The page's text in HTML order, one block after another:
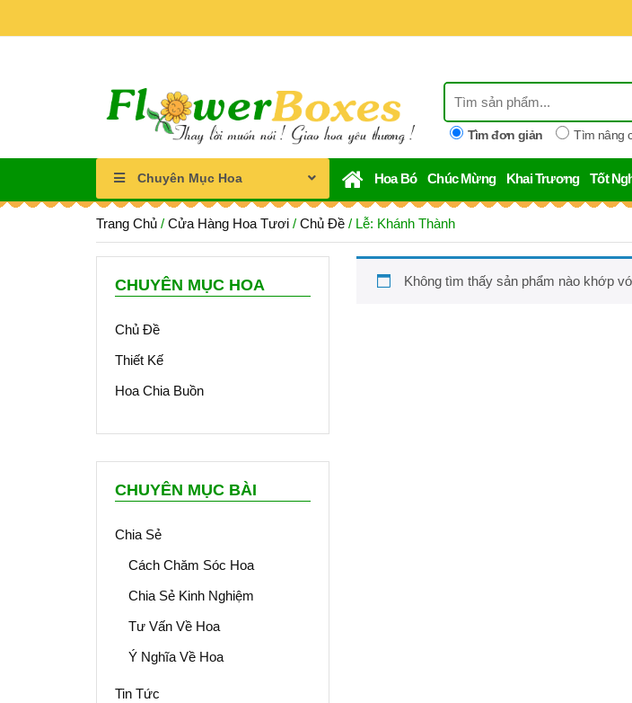
Tìm đơn giản Tìm nâng
Chuyên Mục Hoa Hoa Bó Chúc Mừng Khai Trương Tốt
Trang Chủ / Cửa Hàng Hoa Tươi / Chủ Đề / Lễ: Khánh Thành
CHUYÊN MỤC HOA
Chủ Đề
Thiết Kế
Hoa Chia Buồn
CHUYÊN MỤC BÀI
Chia Sẻ
Cách Chăm Sóc Hoa
Chia Sẻ Kinh Nghiệm
Tư Vấn Về Hoa
Ý Nghĩa Về Hoa
Tin Tức
Không tìm thấy sản phẩm nào khớp